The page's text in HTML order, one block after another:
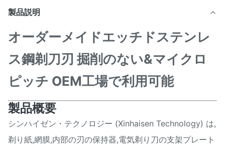
製品説明
オーダーメイドエッチドステンレ
ス鋼剃刀刃 掘削のない&マイクロ
ピッチ OEM工場で利用可能
製品概要
シンハイゼン・テクノロジー (Xinhaisen Technology) は,
剃り紙,網膜,内部の刃の保持器,電気剃り刀の支架プレート